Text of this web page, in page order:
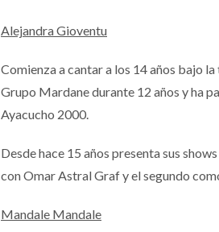
Alejandra Gioventu
Comienza a cantar a los 14 años bajo
Grupo Mardane durante 12 años y ha
Ayacucho 2000.
Desde hace 15 años presenta sus
con Omar Astral Graf y el segundo
Mandale Mandale